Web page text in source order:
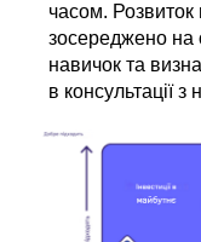
часом. Розвиток
зосереджено на
навичок та
в консультації з